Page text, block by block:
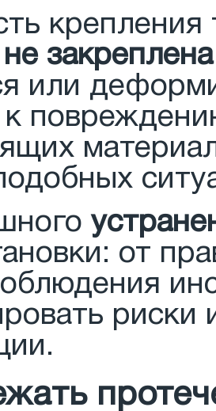
крепления
закреплена
или
к
от
риски